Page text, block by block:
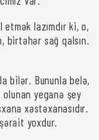
lazımdır ki, o,
birtəhər sağ qalsın.
bilər. Bununla belə,
yeganə şey
xəstəxanasıdır.
yoxdur.